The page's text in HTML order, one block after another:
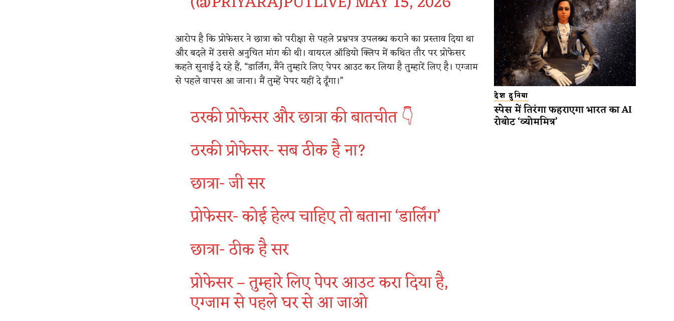
आरोप है कि प्रोफेसर ने छात्रा को परीक्षा से पहले प्रश्नपत्र उपलब्ध कराने का प्रस्ताव दिया था
और बदले में उससे अनुचित मांग की थी। वायरल ऑडियो क्लिप में कथित तौर पर प्रोफेसर
कहते सुनाई दे रहे हैं, “डार्लिंग, मैंने तुम्हारे लिए पेपर आउट कर लिया है तुम्हारें लिए है। एग्जाम
से पहले वापस आ जाना। मैं तुम्हें पेपर यहीं दे दूँगा।”
ठरकी प्रोफेसर और छात्रा की बातचीत 👇
ठरकी प्रोफेसर- सब ठीक है ना?
छात्रा- जी सर
प्रोफेसर- कोई हेल्प चाहिए तो बताना ‘डार्लिंग’
छात्रा- ठीक है सर
प्रोफेसर – तुम्हारे लिए पेपर आउट करा दिया है,
एग्जाम से पहले घर से आ जाओ
देश दुनिया
स्पेस में तिरंगा फहराएगा भारत का AI
रोबोट ‘व्योममित्र’